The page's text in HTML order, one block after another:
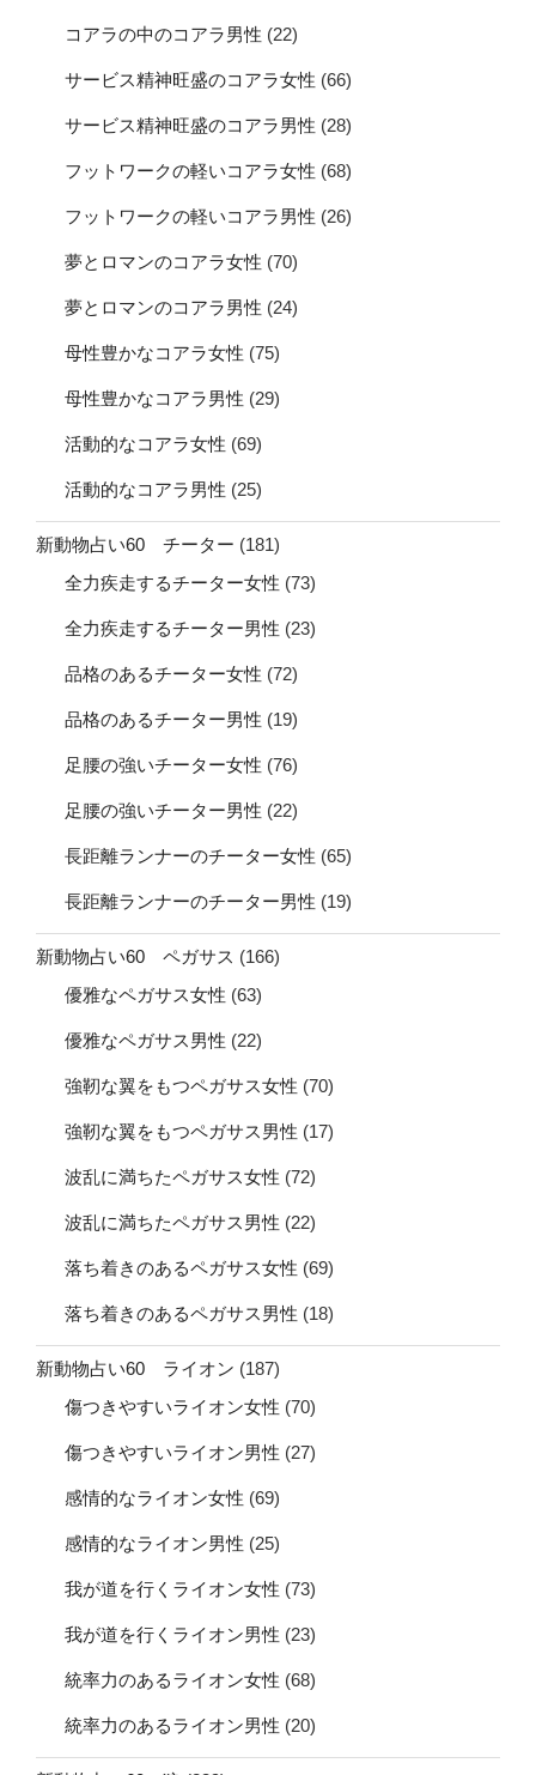
コアラの中のコアラ男性 (22)
サービス精神旺盛のコアラ女性 (66)
サービス精神旺盛のコアラ男性 (28)
フットワークの軽いコアラ女性 (68)
フットワークの軽いコアラ男性 (26)
夢とロマンのコアラ女性 (70)
夢とロマンのコアラ男性 (24)
母性豊かなコアラ女性 (75)
母性豊かなコアラ男性 (29)
活動的なコアラ女性 (69)
活動的なコアラ男性 (25)
新動物占い60 チーター (181)
全力疾走するチーター女性 (73)
全力疾走するチーター男性 (23)
品格のあるチーター女性 (72)
品格のあるチーター男性 (19)
足腰の強いチーター女性 (76)
足腰の強いチーター男性 (22)
長距離ランナーのチーター女性 (65)
長距離ランナーのチーター男性 (19)
新動物占い60 ペガサス (166)
優雅なペガサス女性 (63)
優雅なペガサス男性 (22)
強靭な翼をもつペガサス女性 (70)
強靭な翼をもつペガサス男性 (17)
波乱に満ちたペガサス女性 (72)
波乱に満ちたペガサス男性 (22)
落ち着きのあるペガサス女性 (69)
落ち着きのあるペガサス男性 (18)
新動物占い60 ライオン (187)
傷つきやすいライオン女性 (70)
傷つきやすいライオン男性 (27)
感情的なライオン女性 (69)
感情的なライオン男性 (25)
我が道を行くライオン女性 (73)
我が道を行くライオン男性 (23)
統率力のあるライオン女性 (68)
統率力のあるライオン男性 (20)